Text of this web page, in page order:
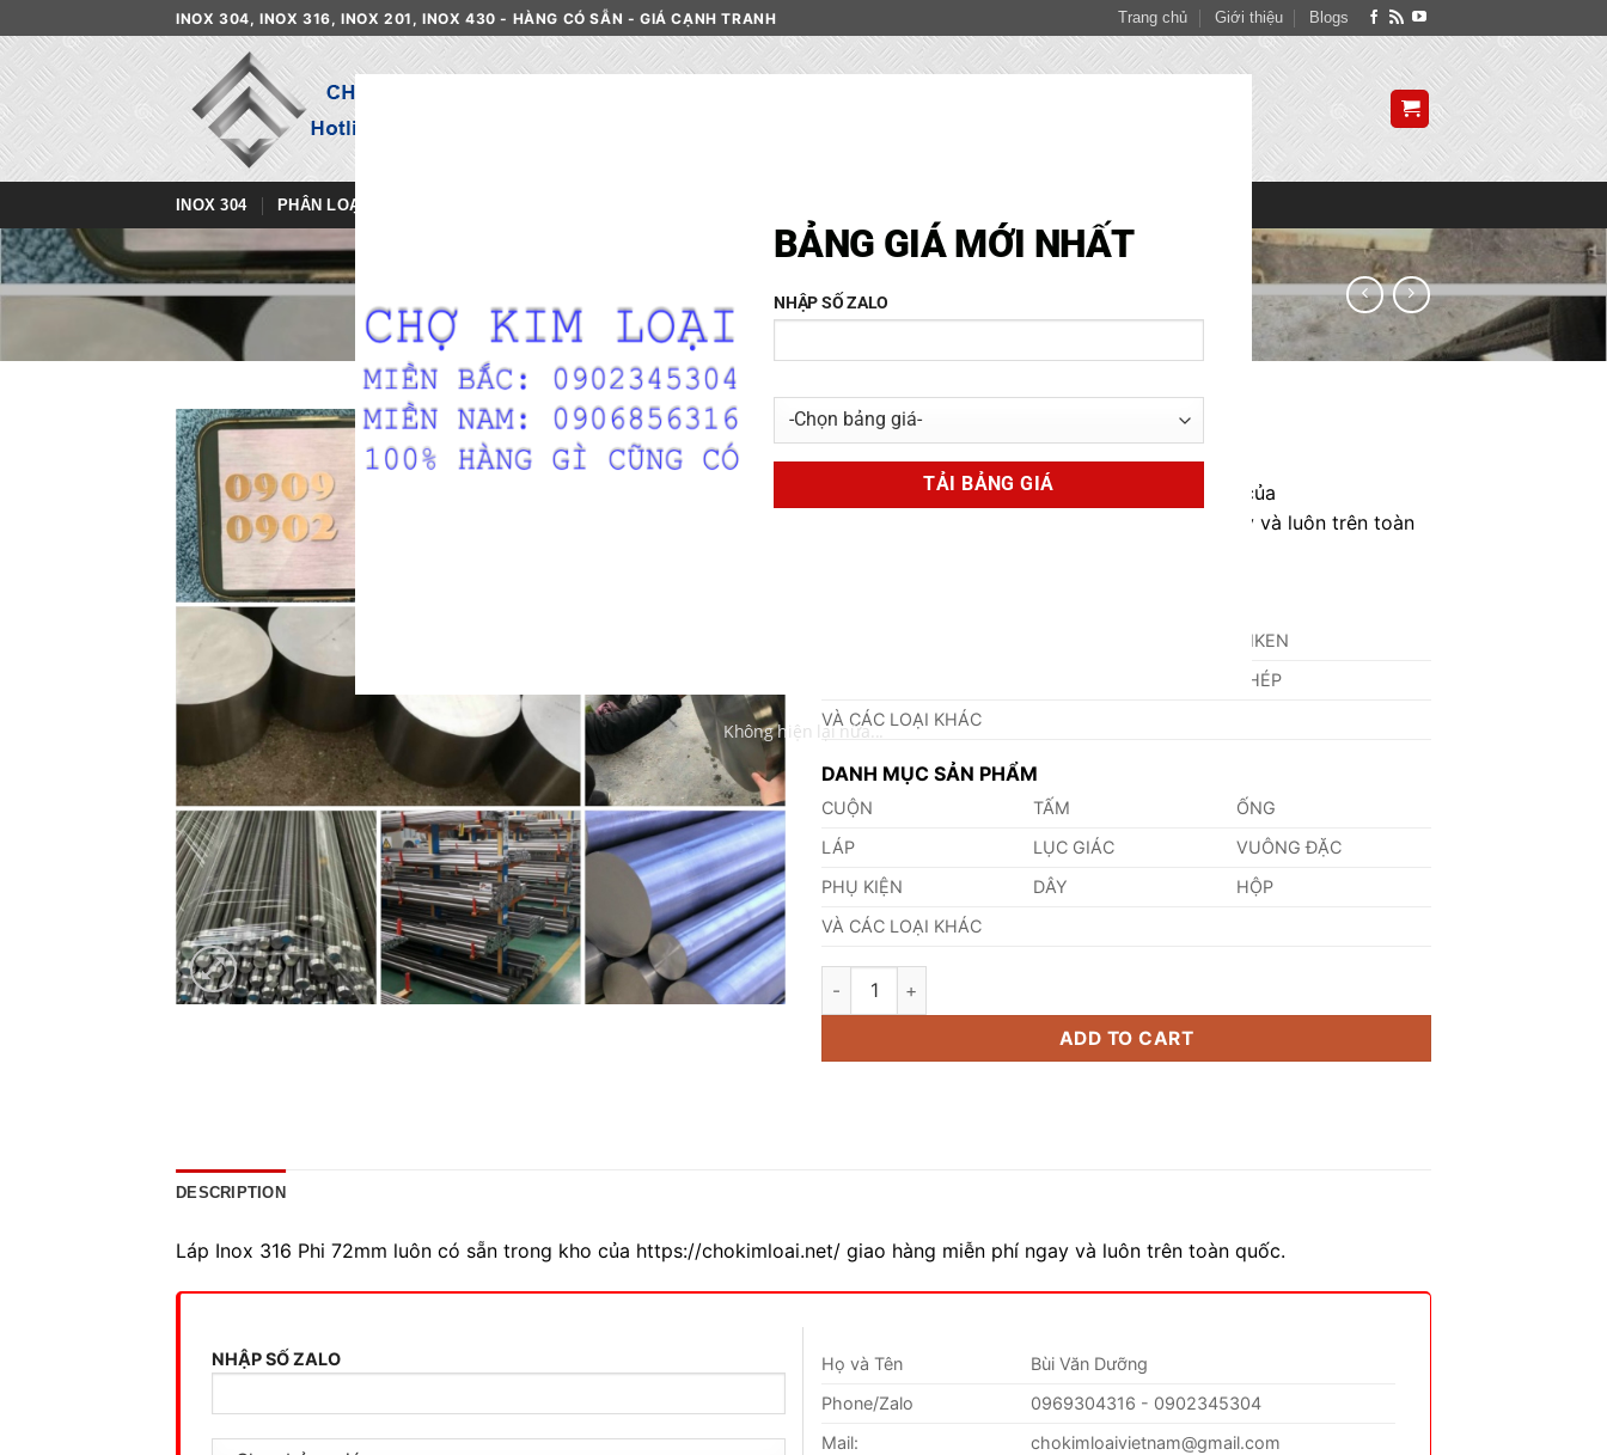
to
content
INOX 304, INOX 316, INOX 201, INOX 430 - HÀNG CÓ SẴN - GIÁ CẠNH TRANH Trang chủ Giới thiệu Blogs
INOX 304 PHÂN LOẠI INOX
HOME CỬA HÀNG / INOX
50000₫
Láp Inox 316 Phi 72mm luôn có sẵn trong kho của
https://chokimloai.net/ giao hàng miễn phí ngay và luôn trên toàn
NIKEN
THÉP
VÀ CÁC LOẠI KHÁC
DANH MỤC SẢN PHẨM
CUỘN TẤM
ỐNG
LÁP
LỤC GIÁC
VUÔNG ĐẶC
PHỤ KIỆN
DÂY
HỘP
VÀ CÁC LOẠI KHÁC
Láp Inox 316 Phi 72mm quantity
ADD TO CART
DESCRIPTION
Láp Inox 316 Phi 72mm luôn có sẵn trong kho của https://chokimloai.net/ giao hàng miễn phí ngay và luôn trên toàn quốc.
NHẬP SỐ ZALO Họ và Tên
Bùi Văn Dưỡng
Phone/Zalo
0969304316 - 0902345304
Mail:
chokimloaivietnam@gmail.com
CLOSE
THIS
MODULE
BẢNG GIÁ MỚI NHẤT
NHẬP SỐ ZALO
Không hiện lại nữa...